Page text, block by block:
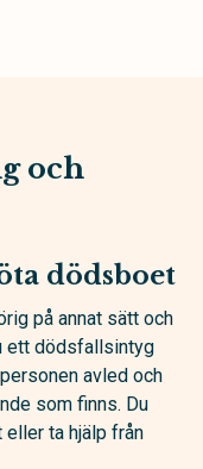
och
dödsboet
på annat sätt och
ett dödsfallsintyg
avled och
som finns. Du
ta hjälp från